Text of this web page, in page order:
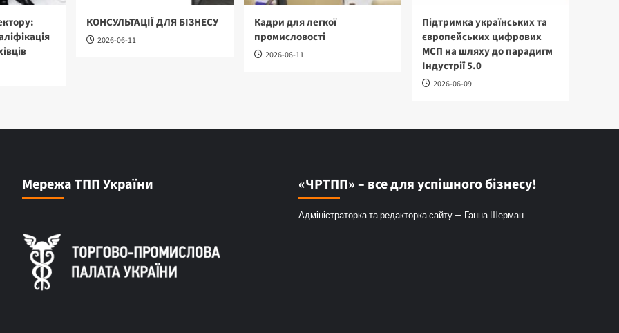
КОНСУЛЬТАЦІЇ ДЛЯ БІЗНЕСУ
2026-06-11
Кадри для легкої
промисловості
2026-06-11
Підтримка українських та
європейських цифрових
МСП на шляху до парадигм
Індустрії 5.0
2026-06-09
Мережа ТПП України «ЧРТПП» – все для успішного бізнесу!
Адміністраторка та редакторка сайту — Ганна Шерман